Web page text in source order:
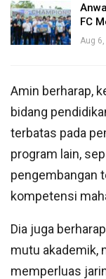
FC
Aug
Amin berharap,
bidang
terbatas pada
program lain,
pengembangan
kompetensi
Dia juga
mutu akademik,
memperluas